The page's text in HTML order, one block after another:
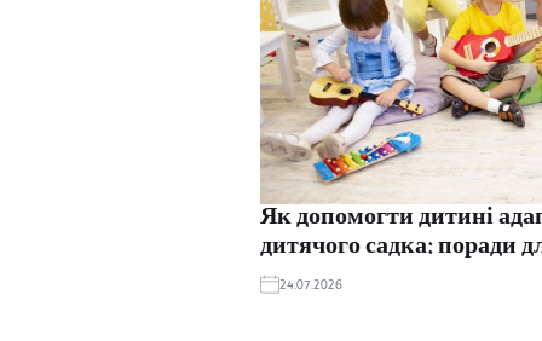
Як допомогти дитині
дитячого садка: поради
24.07.2026